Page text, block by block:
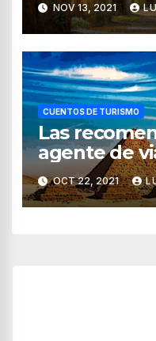
NOV 13, 2021
CUENTOS DE TURISMO
Las
agente de
turismo)
OCT 22, 2021